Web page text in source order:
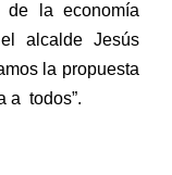
de la economía
alcalde Jesús
la propuesta
a todos”.